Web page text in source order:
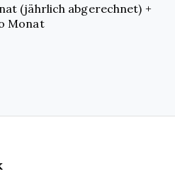
(jährlich abgerechnet) +
Monat